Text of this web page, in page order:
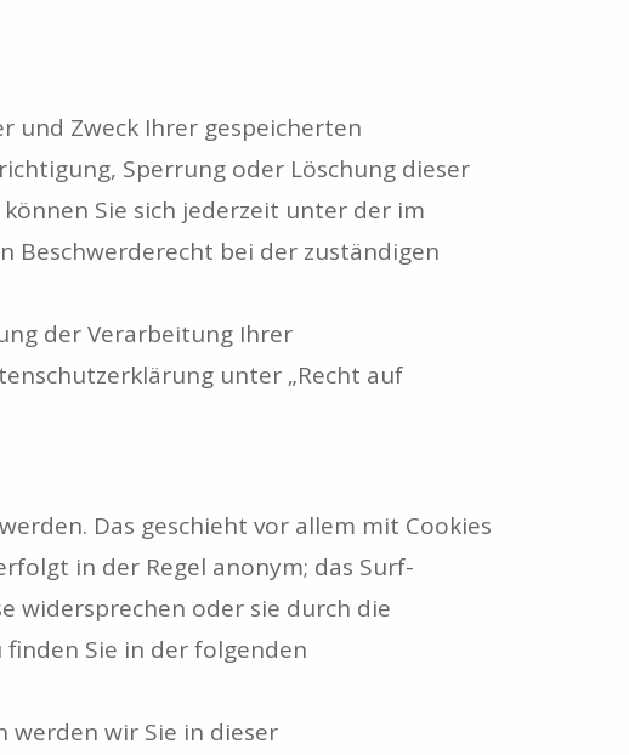
und Zweck Ihrer gespeicherten
Sperrung oder Löschung dieser
Sie sich jederzeit unter der im
Beschwerderecht bei der zuständigen
der Verarbeitung Ihrer
unter „Recht auf
Das geschieht vor allem mit Cookies
in der Regel anonym; das Surf-
widersprechen oder sie durch die
Sie in der folgenden
werden wir Sie in dieser